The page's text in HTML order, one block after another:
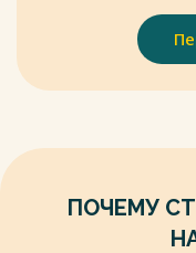
национальных целей
экономики
5. Грохотов Сергей
Российской
ПОЧЕМУ